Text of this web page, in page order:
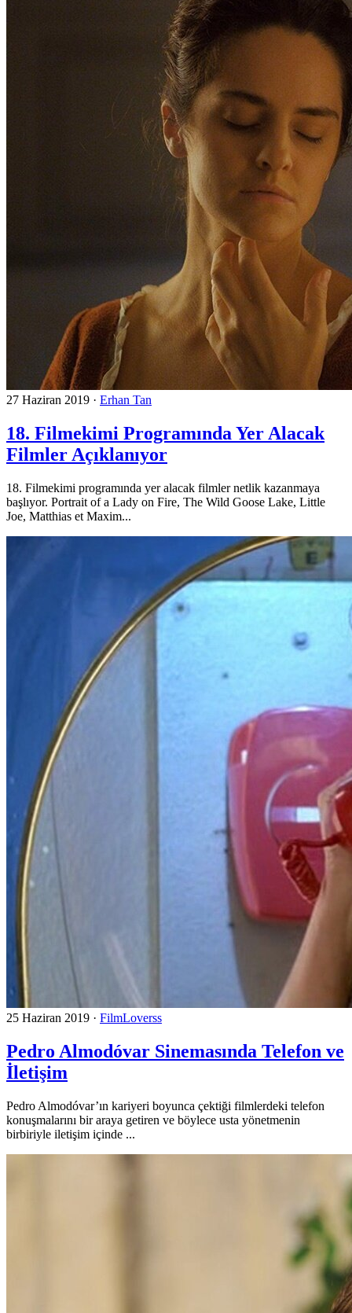
27 Haziran 2019 · Erhan Tan
18. Filmekimi Programında Yer Alacak
Filmler Açıklanıyor
18. Filmekimi programında yer alacak filmler netlik kazanmaya
başlıyor. Portrait of a Lady on Fire, The Wild Goose Lake, Little
Joe, Matthias et Maxim...
25 Haziran 2019 · FilmLoverss
Pedro Almodóvar Sinemasında Telefon ve
İletişim
Pedro Almodóvar’ın kariyeri boyunca çektiği filmlerdeki telefon
konuşmalarını bir araya getiren ve böylece usta yönetmenin
birbiriyle iletişim içinde ...